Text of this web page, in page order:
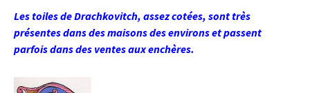
Les toiles de Drachkovitch, assez cotées, sont très
présentes dans des maisons des environs et passent
parfois dans des ventes aux enchères.